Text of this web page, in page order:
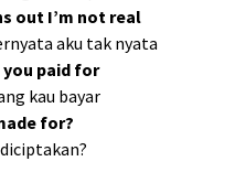
out I’m not real
aku tak nyata
paid for
kau bayar
for?